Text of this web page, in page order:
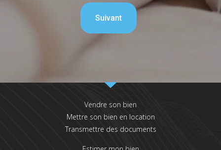
Vendre son bien
Mettre son bien en location
Transmettre des documents